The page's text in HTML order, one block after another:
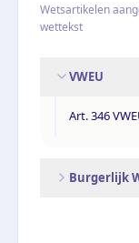
Wetsartikelen
wettekst
VWEU
Art. 346
Burgerlijk